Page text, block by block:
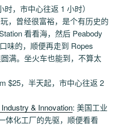
时，市中心往返 1 小时）
，曾经很富裕，是个有历史的
看看海，然后 Peabody
味的，顺便再走到 Ropes
满。坐火车也能到，不算太
$25，半天起，市中心往返 2
& Innovation: 美国工业
体化工厂的先驱，顺便看看